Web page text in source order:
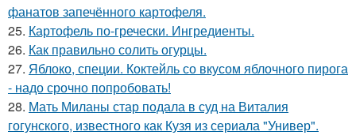
фанатов запечённого картофеля.
25. Картофель по-гречески. Ингредиенты.
26. Как правильно солить огурцы.
27. Яблоко, специи. Коктейль со вкусом яблочного пирога
- надо срочно попробовать!
28. Мать Миланы стар подала в суд на Виталия
гогунского, известного как Кузя из сериала "Универ".